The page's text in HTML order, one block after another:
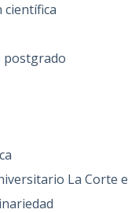
científica
postgrado
La Corte